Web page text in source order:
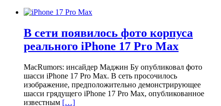
В сети появилось фото корпуса
реального iPhone 17 Pro Max
MacRumors: инсайдер Маджин Бу опубликовал фото
шасси iPhone 17 Pro Max. В сеть просочилось
изображение, предположительно демонстрирующее
шасси грядущего iPhone 17 Pro Max, опубликованное
известным […]